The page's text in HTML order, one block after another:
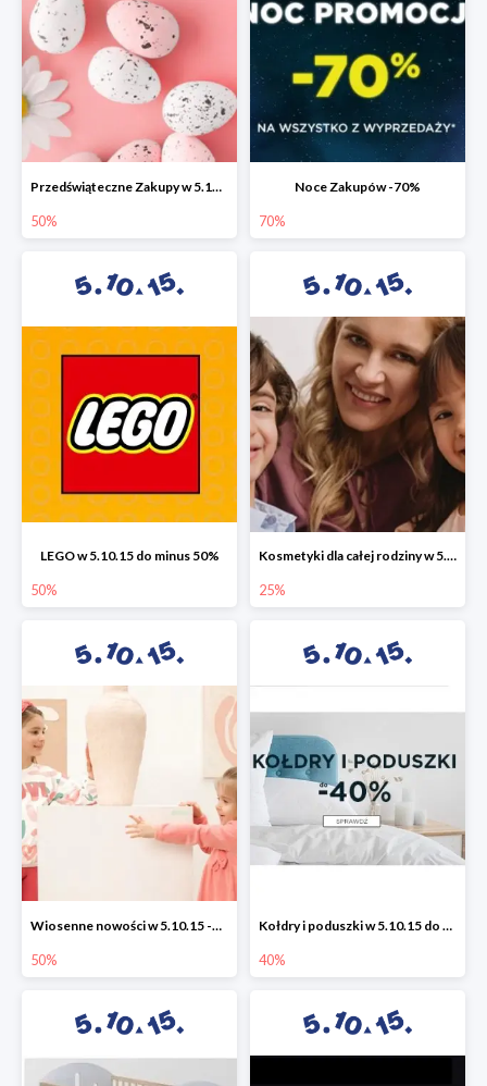
Przedświąteczne Zakupy w 5.10.15 do -50%
50%
Noce Zakupów -70%
70%
LEGO w 5.10.15 do minus 50%
50%
Kosmetyki dla całej rodziny w 5.10.15 do -25%
25%
Wiosenne nowości w 5.10.15 -50%
50%
Kołdry i poduszki w 5.10.15 do -40%
40%